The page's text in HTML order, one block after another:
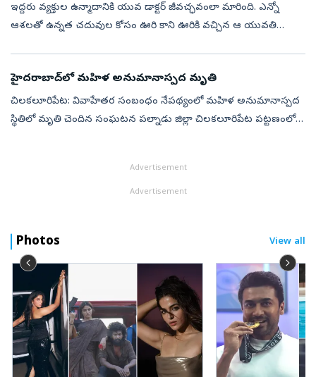
ఇద్ద‌రు వ్య‌క్తుల ఉన్మాదానికి యువ డాక్ట‌ర్ జీవ‌చ్ఛ‌వంలా మారింది. ఎన్నో
ఆశ‌ల‌తో ఉన్న‌త చ‌దువుల కోసం ఊరి కాని ఊరికి వ‌చ్చిన ఆ యువ‌తి
హైదరాబాద్‌లో మహిళ అనుమానాస్పద మృతి
చిలకలూరిపేట: వివాహేతర సంబంధం నేపథ్యంలో మహిళ అనుమానాస్పద
స్థితిలో మృతి చెందిన సంఘటన పల్నాడు జిల్లా చిలకలూరిపేట పట్టణంలో
Advertisement
Advertisement
Photos View all